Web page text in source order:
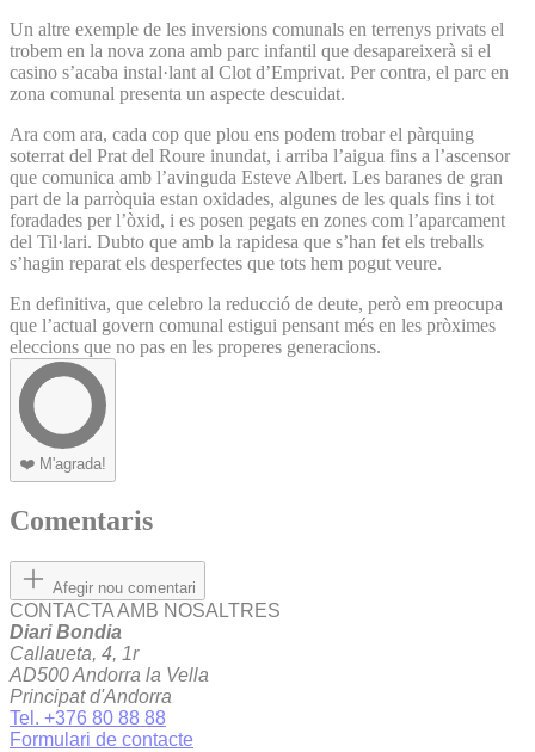
Un altre exemple de les inversions comunals en terrenys privats el
trobem en la nova zona amb parc infantil que desapareixerà si el
casino s’acaba instal·lant al Clot d’Emprivat. Per contra, el parc en
zona comunal presenta un aspecte descuidat.
Ara com ara, cada cop que plou ens podem trobar el pàrquing
soterrat del Prat del Roure inundat, i arriba l’aigua fins a l’ascensor
que comunica amb l’avinguda Esteve Albert. Les baranes de gran
part de la parròquia estan oxidades, algunes de les quals fins i tot
foradades per l’òxid, i es posen pegats en zones com l’aparcament
del Til·lari. Dubto que amb la rapidesa que s’han fet els treballs
s’hagin reparat els desperfectes que tots hem pogut veure.
En definitiva, que celebro la reducció de deute, però em preocupa
que l’actual govern comunal estigui pensant més en les pròximes
eleccions que no pas en les properes generacions.
❤️ M'agrada!
Comentaris
Afegir nou comentari
CONTACTA AMB NOSALTRES
Diari Bondia
Callaueta, 4, 1r
AD500 Andorra la Vella
Principat d'Andorra
Tel. +376 80 88 88
Formulari de contacte